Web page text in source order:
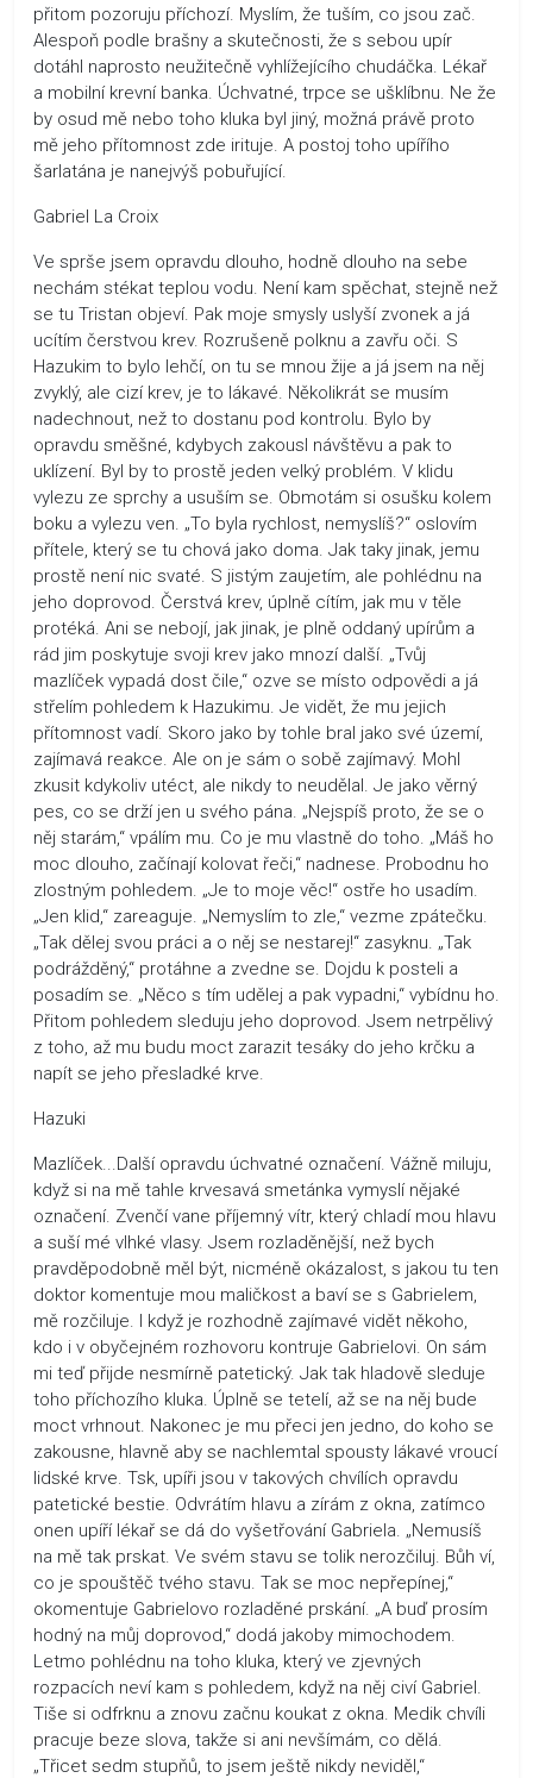
přitom pozoruju příchozí. Myslím, že tuším, co jsou zač.
Alespoň podle brašny a skutečnosti, že s sebou upír
dotáhl naprosto neužitečně vyhlížejícího chudáčka. Lékař
a mobilní krevní banka. Úchvatné, trpce se ušklíbnu. Ne že
by osud mě nebo toho kluka byl jiný, možná právě proto
mě jeho přítomnost zde irituje. A postoj toho upířího
šarlatána je nanejvýš pobuřující.
Gabriel La Croix
Ve sprše jsem opravdu dlouho, hodně dlouho na sebe
nechám stékat teplou vodu. Není kam spěchat, stejně než
se tu Tristan objeví. Pak moje smysly uslyší zvonek a já
ucítím čerstvou krev. Rozrušeně polknu a zavřu oči. S
Hazukim to bylo lehčí, on tu se mnou žije a já jsem na něj
zvyklý, ale cizí krev, je to lákavé. Několikrát se musím
nadechnout, než to dostanu pod kontrolu. Bylo by
opravdu směšné, kdybych zakousl návštěvu a pak to
uklízení. Byl by to prostě jeden velký problém. V klidu
vylezu ze sprchy a usuším se. Obmotám si osušku kolem
boku a vylezu ven. „To byla rychlost, nemyslíš?“ oslovím
přítele, který se tu chová jako doma. Jak taky jinak, jemu
prostě není nic svaté. S jistým zaujetím, ale pohlédnu na
jeho doprovod. Čerstvá krev, úplně cítím, jak mu v těle
protéká. Ani se nebojí, jak jinak, je plně oddaný upírům a
rád jim poskytuje svoji krev jako mnozí další. „Tvůj
mazlíček vypadá dost čile,“ ozve se místo odpovědi a já
střelím pohledem k Hazukimu. Je vidět, že mu jejich
přítomnost vadí. Skoro jako by tohle bral jako své území,
zajímavá reakce. Ale on je sám o sobě zajímavý. Mohl
zkusit kdykoliv utéct, ale nikdy to neudělal. Je jako věrný
pes, co se drží jen u svého pána. „Nejspíš proto, že se o
něj starám,“ vpálím mu. Co je mu vlastně do toho. „Máš ho
moc dlouho, začínají kolovat řeči,“ nadnese. Probodnu ho
zlostným pohledem. „Je to moje věc!“ ostře ho usadím.
„Jen klid,“ zareaguje. „Nemyslím to zle,“ vezme zpátečku.
„Tak dělej svou práci a o něj se nestarej!“ zasyknu. „Tak
podrážděný,“ protáhne a zvedne se. Dojdu k posteli a
posadím se. „Něco s tím udělej a pak vypadni,“ vybídnu ho.
Přitom pohledem sleduju jeho doprovod. Jsem netrpělivý
z toho, až mu budu moct zarazit tesáky do jeho krčku a
napít se jeho přesladké krve.
Hazuki
Mazlíček...Další opravdu úchvatné označení. Vážně miluju,
když si na mě tahle krvesavá smetánka vymyslí nějaké
označení. Zvenčí vane příjemný vítr, který chladí mou hlavu
a suší mé vlhké vlasy. Jsem rozladěnější, než bych
pravděpodobně měl být, nicméně okázalost, s jakou tu ten
doktor komentuje mou maličkost a baví se s Gabrielem,
mě rozčiluje. I když je rozhodně zajímavé vidět někoho,
kdo i v obyčejném rozhovoru kontruje Gabrielovi. On sám
mi teď přijde nesmírně patetický. Jak tak hladově sleduje
toho příchozího kluka. Úplně se tetelí, až se na něj bude
moct vrhnout. Nakonec je mu přeci jen jedno, do koho se
zakousne, hlavně aby se nachlemtal spousty lákavé vroucí
lidské krve. Tsk, upíři jsou v takových chvílích opravdu
patetické bestie. Odvrátím hlavu a zírám z okna, zatímco
onen upíří lékař se dá do vyšetřování Gabriela. „Nemusíš
na mě tak prskat. Ve svém stavu se tolik nerozčiluj. Bůh ví,
co je spouštěč tvého stavu. Tak se moc nepřepínej,“
okomentuje Gabrielovo rozladěné prskání. „A buď prosím
hodný na můj doprovod,“ dodá jakoby mimochodem.
Letmo pohlédnu na toho kluka, který ve zjevných
rozpacích neví kam s pohledem, když na něj civí Gabriel.
Tiše si odfrknu a znovu začnu koukat z okna. Medik chvíli
pracuje beze slova, takže si ani nevšímám, co dělá.
„Třicet sedm stupňů, to jsem ještě nikdy neviděl,“